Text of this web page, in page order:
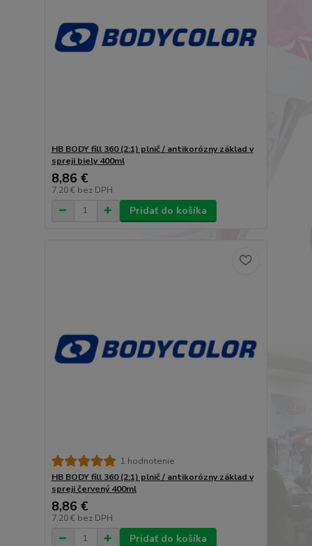
HB BODY fill 360 (2:1) plnič / antikorózny základ v
spreji biely 400ml
8,86 €
7,20 € bez DPH
Pridať do košíka
1 hodnotenie
HB BODY fill 360 (2:1) plnič / antikorózny základ v
spreji červený 400ml
8,86 €
7,20 € bez DPH
Pridať do košíka